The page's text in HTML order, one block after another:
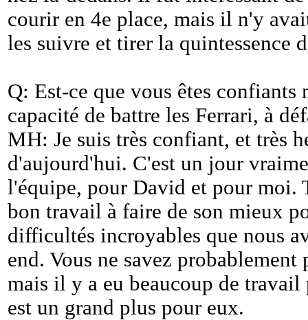
courir en 4e place, mais il n'y
les suivre et tirer la quintessence
Q: Est-ce que vous êtes confiants
capacité de battre les Ferrari, à
MH: Je suis très confiant, et très
d'aujourd'hui. C'est un jour
l'équipe, pour David et pour moi.
bon travail à faire de son mieux
difficultés incroyables que nous
end. Vous ne savez probablement
mais il y a eu beaucoup de
est un grand plus pour eux.